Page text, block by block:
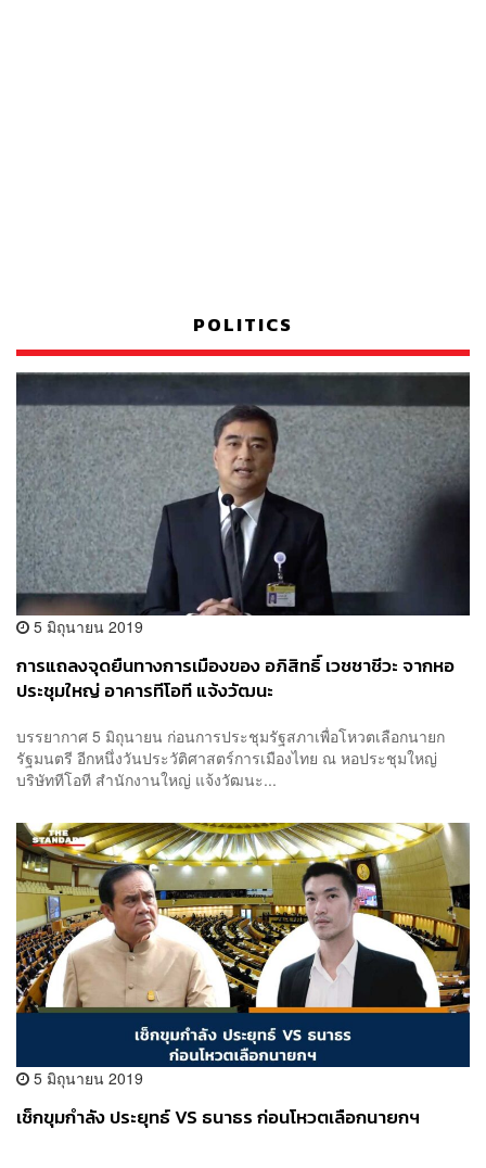
POLITICS
5 มิถุนายน 2019
การแถลงจุดยืนทางการเมืองของ อภิสิทธิ์ เวชชาชีวะ จากหอ
ประชุมใหญ่ อาคารทีโอที แจ้งวัฒนะ
บรรยากาศ 5 มิถุนายน ก่อนการประชุมรัฐสภาเพื่อโหวตเลือกนายก
รัฐมนตรี อีกหนึ่งวันประวัติศาสตร์การเมืองไทย ณ หอประชุมใหญ่
บริษัททีโอที สำนักงานใหญ่ แจ้งวัฒนะ...
5 มิถุนายน 2019
เช็กขุมกำลัง ประยุทธ์ VS ธนาธร ก่อนโหวตเลือกนายกฯ